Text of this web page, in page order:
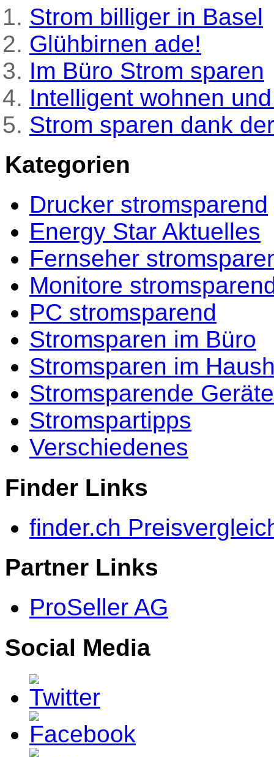
Strom billiger in Basel
Glühbirnen ade!
Im Büro Strom sparen
Intelligent wohnen
Strom sparen dank
Kategorien
Drucker stromsparend
Energy Star Aktuelles
Fernseher
Monitore
PC stromsparend
Stromsparen im Büro
Stromsparen im
Stromsparende Geräte
Stromspartipps
Verschiedenes
Finder Links
finder.ch
Partner Links
ProSeller AG
Social Media